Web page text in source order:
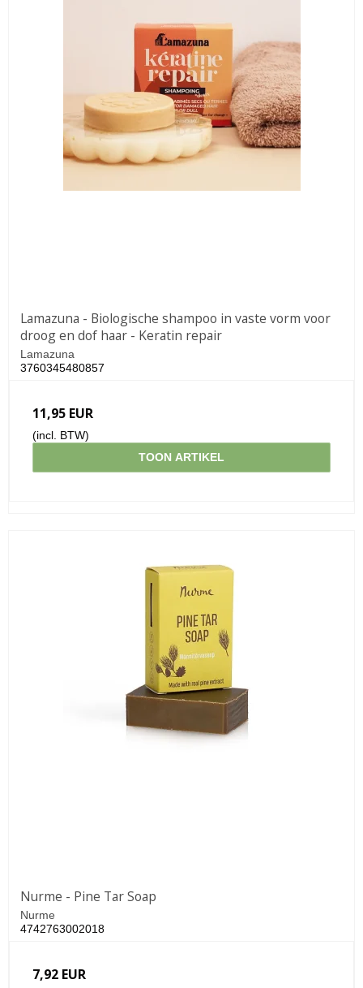
Lamazuna - Biologische shampoo in vaste vorm voor
droog en dof haar - Keratin repair
Lamazuna
3760345480857
11,95 EUR
(incl. BTW)
TOON ARTIKEL
Nurme - Pine Tar Soap
Nurme
4742763002018
7,92 EUR